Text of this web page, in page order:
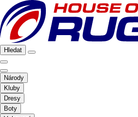
Hledat
Národy
Kluby
Dresy
Boty